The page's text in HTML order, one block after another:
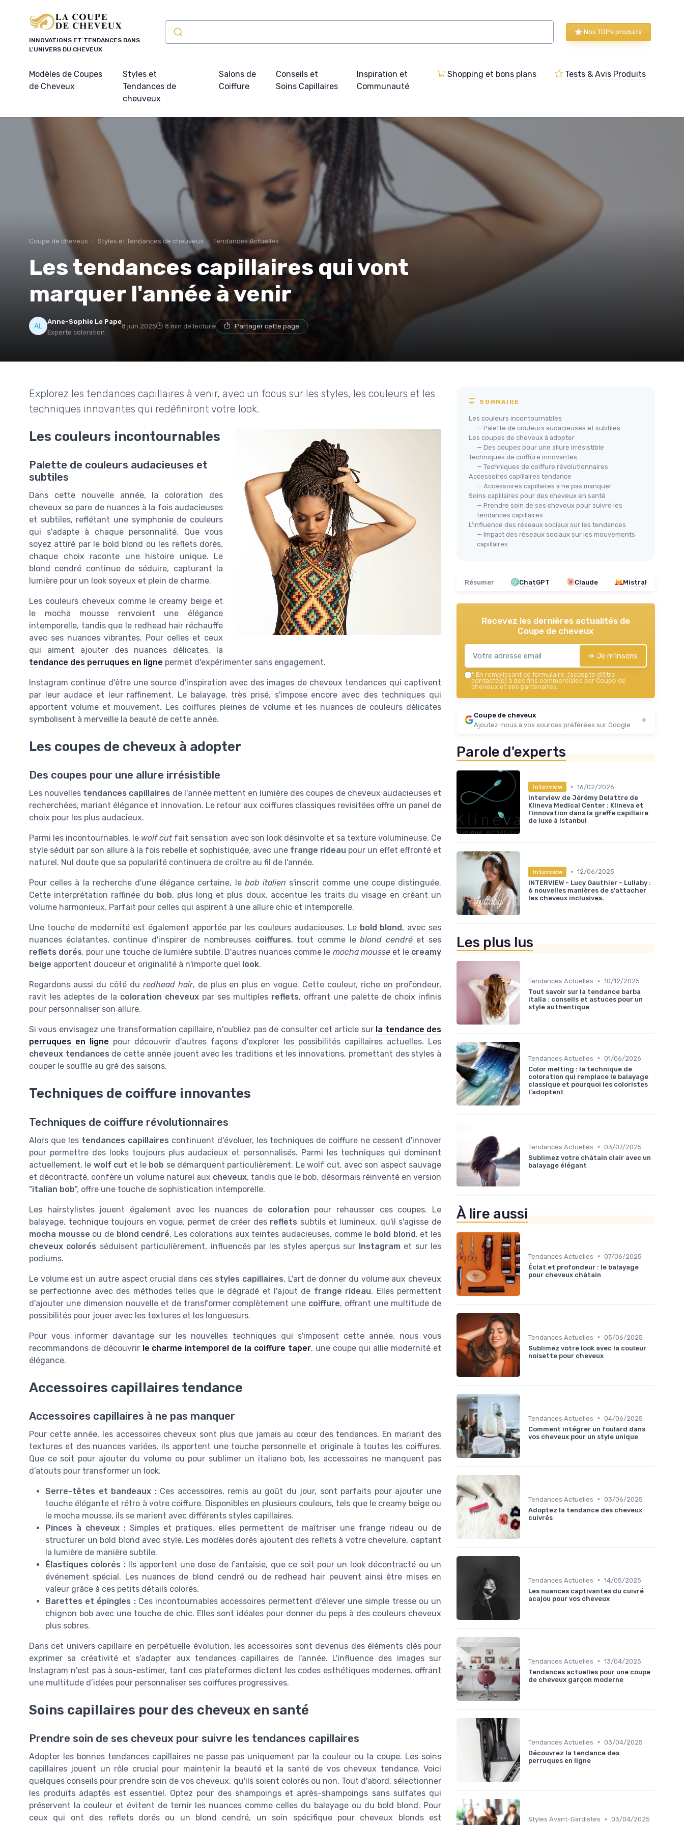
INNOVATIONS ET TENDANCES DANS
L'UNIVERS DU CHEVEUX
Nos TOPs produits
Modèles de Coupes
de Cheveux
Styles et
Tendances de
cheuveux
Salons de
Coiffure
Conseils et
Soins Capillaires
Inspiration et
Communauté
Shopping et bons plans Tests & Avis Produits
Coupe de cheveux Styles et Tendances de cheuveux Tendances Actuelles
Les tendances capillaires qui vont
marquer l'année à venir
Anne-Sophie Le Pape
Experte coloration
8 juin 2025 8 min de lecture Partager cette page
Explorez les tendances capillaires à venir, avec un focus sur les styles, les couleurs et les
techniques innovantes qui redéfiniront votre look.
Les couleurs incontournables
Palette de couleurs audacieuses et
subtiles
Dans cette nouvelle année, la coloration des
cheveux se pare de nuances à la fois audacieuses
et subtiles, reflétant une symphonie de couleurs
qui s'adapte à chaque personnalité. Que vous
soyez attiré par le bold blond ou les reflets dorés,
chaque choix raconte une histoire unique. Le
blond cendré continue de séduire, capturant la
lumière pour un look soyeux et plein de charme.
Les couleurs cheveux comme le creamy beige et
le mocha mousse renvoient une élégance
intemporelle, tandis que le redhead hair réchauffe
avec ses nuances vibrantes. Pour celles et ceux
qui aiment ajouter des nuances délicates, la
tendance des perruques en ligne permet d'expérimenter sans engagement.
Instagram continue d'être une source d'inspiration avec des images de cheveux tendances qui captivent
par leur audace et leur raffinement. Le balayage, très prisé, s'impose encore avec des techniques qui
apportent volume et mouvement. Les coiffures pleines de volume et les nuances de couleurs délicates
symbolisent à merveille la beauté de cette année.
Les coupes de cheveux à adopter
Des coupes pour une allure irrésistible
Les nouvelles tendances capillaires de l'année mettent en lumière des coupes de cheveux audacieuses et
recherchées, mariant élégance et innovation. Le retour aux coiffures classiques revisitées offre un panel de
choix pour les plus audacieux.
Parmi les incontournables, le wolf cutfait sensation avec son look désinvolte et sa texture volumineuse. Ce
style séduit par son allure à la fois rebelle et sophistiquée, avec une frange rideau pour un effet effronté et
naturel. Nul doute que sa popularité continuera de croître au fil de l'année.
Pour celles à la recherche d'une élégance certaine, le bob italien s'inscrit comme une coupe distinguée.
Cette interprétation raffinée du bob, plus long et plus doux, accentue les traits du visage en créant un
volume harmonieux. Parfait pour celles qui aspirent à une allure chic et intemporelle.
Une touche de modernité est également apportée par les couleurs audacieuses. Le bold blond , avec ses
nuances éclatantes, continue d'inspirer de nombreuses coiffures, tout comme leblond cendréet ses
reflets dorés, pour une touche de lumière subtile. D'autres nuances comme le mocha mousseet le creamy
beige apportent douceur et originalité à n'importe quel look.
Regardons aussi du côté du redhead hair, de plus en plus en vogue. Cette couleur, riche en profondeur,
ravit les adeptes de la coloration cheveux par ses multiples reflets, offrant une palette de choix infinis
pour personnaliser son allure.
Si vous envisagez une transformation capillaire, n'oubliez pas de consulter cet article sur la tendance des
perruques en ligne pour découvrir d'autres façons d'explorer les possibilités capillaires actuelles. Les
cheveux tendances de cette année jouent avec les traditions et les innovations, promettant des styles à
couper le souffle au gré des saisons.
Techniques de coiffure innovantes
Techniques de coiffure révolutionnaires
Alors que les tendances capillaires continuent d'évoluer, les techniques de coiffure ne cessent d'innover
pour permettre des looks toujours plus audacieux et personnalisés. Parmi les techniques qui dominent
actuellement, le wolf cut et le bob se démarquent particulièrement. Le wolf cut, avec son aspect sauvage
et décontracté, confère un volume naturel aux cheveux, tandis que le bob, désormais réinventé en version
"italian bob", offre une touche de sophistication intemporelle.
Les hairstylistes jouent également avec les nuances de coloration pour rehausser ces coupes. Le
balayage, technique toujours en vogue, permet de créer des reflets subtils et lumineux, qu'il s'agisse de
mocha mousse ou de blond cendré. Les colorations aux teintes audacieuses, comme le bold blond, et les
cheveux colorés séduisent particulièrement, influencés par les styles aperçus sur Instagramet sur les
podiums.
Le volume est un autre aspect crucial dans ces styles capillaires. L'art de donner du volume aux cheveux
se perfectionne avec des méthodes telles que le dégradé et l'ajout de frange rideau. Elles permettent
d'ajouter une dimension nouvelle et de transformer complètement une coiffure, offrant une multitude de
possibilités pour jouer avec les textures et les longuesurs.
Pour vous informer davantage sur les nouvelles techniques qui s'imposent cette année, nous vous
recommandons de découvrir le charme intemporel de la coiffure taper, une coupe qui allie modernité et
élégance.
Accessoires capillaires tendance
Accessoires capillaires à ne pas manquer
Pour cette année, les accessoires cheveux sont plus que jamais au cœur des tendances. En mariant des
textures et des nuances variées, ils apportent une touche personnelle et originale à toutes les coiffures.
Que ce soit pour ajouter du volume ou pour sublimer un italiano bob, les accessoires ne manquent pas
d’atouts pour transformer un look.
Serre-têtes et bandeaux :Ces accessoires, remis au goût du jour, sont parfaits pour ajouter une
touche élégante et rétro à votre coiffure. Disponibles en plusieurs couleurs, tels que le creamy beige ou
le mocha mousse, ils se marient avec différents styles capillaires.
Pinces à cheveux : Simples et pratiques, elles permettent de maîtriser une frange rideau ou de
structurer un bold blond avec style. Les modèles dorés ajoutent des reflets à votre chevelure, captant
la lumière de manière subtile.
Élastiques colorés :Ils apportent une dose de fantaisie, que ce soit pour un look décontracté ou un
événement spécial. Les nuances de blond cendré ou de redhead hair peuvent ainsi être mises en
valeur grâce à ces petits détails colorés.
Barettes et épingles :Ces incontournables accessoires permettent d'élever une simple tresse ou un
chignon bob avec une touche de chic. Elles sont idéales pour donner du peps à des couleurs cheveux
plus sobres.
Dans cet univers capillaire en perpétuelle évolution, les accessoires sont devenus des éléments clés pour
exprimer sa créativité et s'adapter aux tendances capillaires de l'année. L'influence des images sur
Instagram n'est pas à sous-estimer, tant ces plateformes dictent les codes esthétiques modernes, offrant
une multitude d’idées pour personnaliser ses coiffures progressives.
Soins capillaires pour des cheveux en santé
Prendre soin de ses cheveux pour suivre les tendances capillaires
Adopter les bonnes tendances capillaires ne passe pas uniquement par la couleur ou la coupe. Les soins
capillaires jouent un rôle crucial pour maintenir la beauté et la santé de vos cheveux tendance. Voici
quelques conseils pour prendre soin de vos cheveux, qu'ils soient colorés ou non. Tout d'abord, sélectionner
les produits adaptés est essentiel. Optez pour des shampoings et après-shampoings sans sulfates qui
préservent la couleur et évitent de ternir les nuances comme celles du balayage ou du bold blond. Pour
ceux qui ont des reflets dorés ou un blond cendré, un soin spécifique pour cheveux blonds est
SOMMAIRE
Les couleurs incontournables
— Palette de couleurs audacieuses et subtiles
Les coupes de cheveux à adopter
— Des coupes pour une allure irrésistible
Techniques de coiffure innovantes
— Techniques de coiffure révolutionnaires
Accessoires capillaires tendance
— Accessoires capillaires à ne pas manquer
Soins capillaires pour des cheveux en santé
— Prendre soin de ses cheveux pour suivre les
tendances capillaires
L'influence des réseaux sociaux sur les tendances
— Impact des réseaux sociaux sur les mouvements
capillaires
Résumer ChatGPT Claude Mistral
Recevez les dernières actualités de
Coupe de cheveux
➔ Je m'inscris
* En remplissant ce formulaire, j’accepte d’être
contacté(e) à des fins commerciales par Coupe de
cheveux et ses partenaires.
Coupe de cheveux
Ajoutez-nous à vos sources préférées sur Google
Parole d'experts
Interview • 16/02/2026
Interview de Jérémy Delattre de
Klineva Medical Center : Klineva et
l'innovation dans la greffe capillaire
de luxe à Istanbul
Interview • 12/06/2025
INTERVIEW - Lucy Gauthier - Lullaby :
6 nouvelles manières de s'attacher
les cheveux inclusives.
Les plus lus
Tendances Actuelles • 10/12/2025
Tout savoir sur la tendance barba
italia : conseils et astuces pour un
style authentique
Tendances Actuelles • 01/06/2026
Color melting : la technique de
coloration qui remplace le balayage
classique et pourquoi les coloristes
l'adoptent
Tendances Actuelles • 03/07/2025
Sublimez votre châtain clair avec un
balayage élégant
À lire aussi
Tendances Actuelles • 07/06/2025
Éclat et profondeur : le balayage
pour cheveux châtain
Tendances Actuelles • 05/06/2025
Sublimez votre look avec la couleur
noisette pour cheveux
Tendances Actuelles • 04/06/2025
Comment intégrer un foulard dans
vos cheveux pour un style unique
Tendances Actuelles • 03/06/2025
Adoptez la tendance des cheveux
cuivrés
Tendances Actuelles • 14/05/2025
Les nuances captivantes du cuivré
acajou pour vos cheveux
Tendances Actuelles • 13/04/2025
Tendances actuelles pour une coupe
de cheveux garçon moderne
Tendances Actuelles • 03/04/2025
Découvrez la tendance des
perruques en ligne
Styles Avant-Gardistes • 03/04/2025